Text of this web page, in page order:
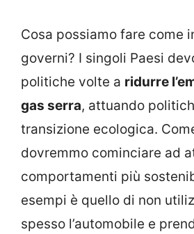
Cosa possiamo fare come
governi? I singoli Paesi
politiche volte a ridurre
gas serra, attuando
transizione ecologica.
dovremmo cominciare ad
comportamenti più
esempi è quello di non
spesso l’automobile e